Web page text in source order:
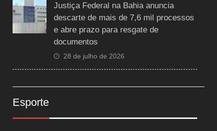
Justiça Federal na Bahia anuncia
descarte de mais de 7,6 mil processos
e abre prazo para resgate de
documentos
28 de julho de 2026
Esporte